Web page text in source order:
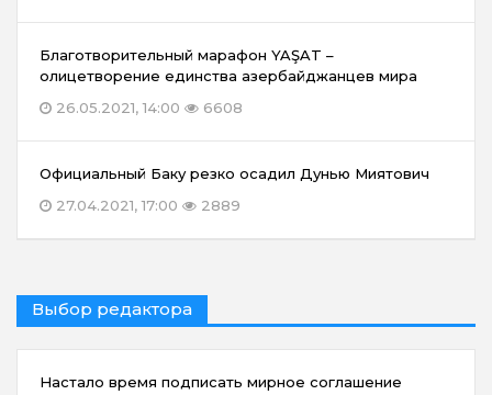
Благотворительный марафон YAŞAT –
олицетворение единства азербайджанцев мира
26.05.2021, 14:00
6608
Официальный Баку резко осадил Дунью Миятович
27.04.2021, 17:00
2889
Выбор редактора
Настало время подписать мирное соглашение